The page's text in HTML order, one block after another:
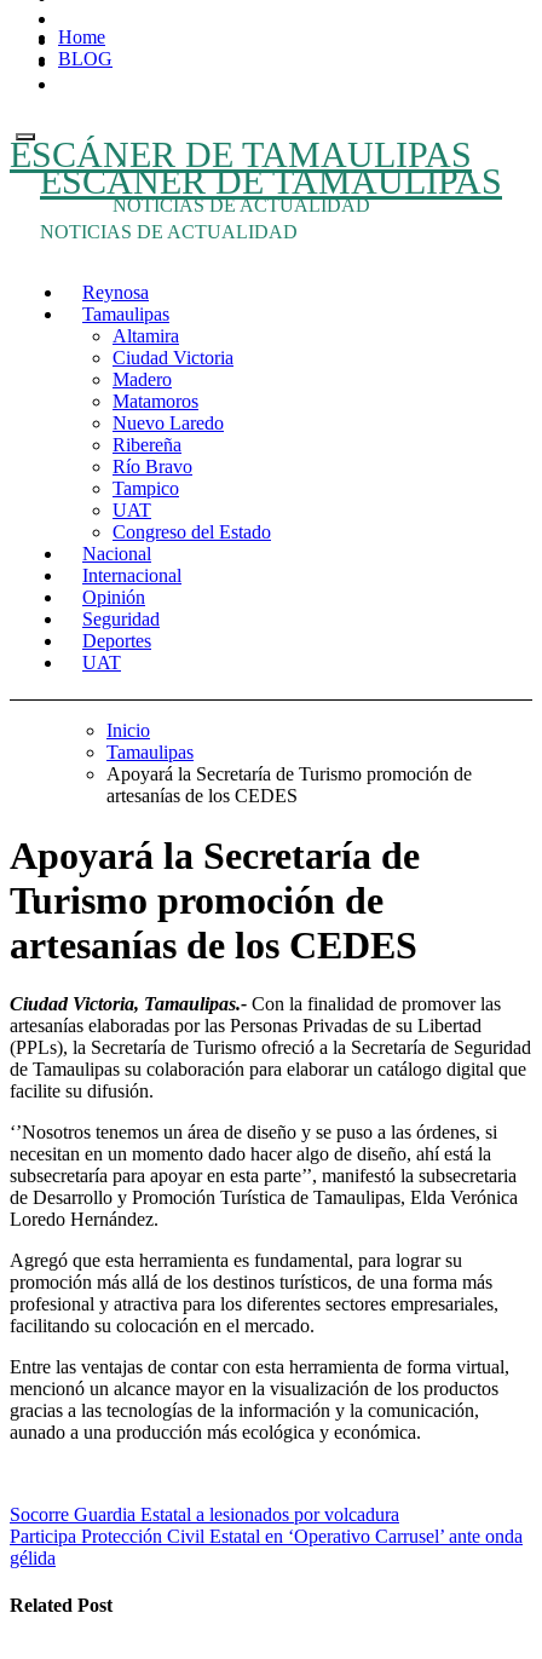
contenido
Home
BLOG
ESCÁNER DE TAMAULIPAS
NOTICIAS DE ACTUALIDAD
ESCÁNER DE TAMAULIPAS
NOTICIAS DE ACTUALIDAD
Reynosa
Tamaulipas
Altamira
Ciudad Victoria
Madero
Matamoros
Nuevo Laredo
Ribereña
Río Bravo
Tampico
UAT
Congreso del Estado
Nacional
Internacional
Opinión
Seguridad
Deportes
UAT
Inicio
Tamaulipas
Apoyará la Secretaría de Turismo promoción de
artesanías de los CEDES
Apoyará la Secretaría de
Turismo promoción de
artesanías de los CEDES
Ciudad Victoria, Tamaulipas.- Con la finalidad de promover las
artesanías elaboradas por las Personas Privadas de su Libertad
(PPLs), la Secretaría de Turismo ofreció a la Secretaría de Seguridad
de Tamaulipas su colaboración para elaborar un catálogo digital que
facilite su difusión.
‘’Nosotros tenemos un área de diseño y se puso a las órdenes, si
necesitan en un momento dado hacer algo de diseño, ahí está la
subsecretaría para apoyar en esta parte’’, manifestó la subsecretaria
de Desarrollo y Promoción Turística de Tamaulipas, Elda Verónica
Loredo Hernández.
Agregó que esta herramienta es fundamental, para lograr su
promoción más allá de los destinos turísticos, de una forma más
profesional y atractiva para los diferentes sectores empresariales,
facilitando su colocación en el mercado.
Entre las ventajas de contar con esta herramienta de forma virtual,
mencionó un alcance mayor en la visualización de los productos
gracias a las tecnologías de la información y la comunicación,
aunado a una producción más ecológica y económica.
Navegación
de
Socorre Guardia Estatal a lesionados por volcadura
Participa Protección Civil Estatal en ‘Operativo Carrusel’ ante onda
gélida
Related Post